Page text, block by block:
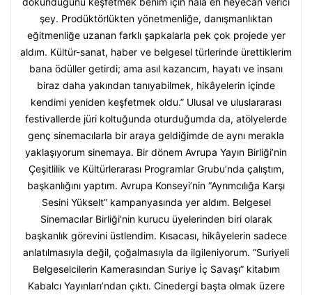
şey. Prodüktörlükten yönetmenliğe, danışmanlıktan
eğitmenliğe uzanan farklı şapkalarla pek çok projede yer
aldım. Kültür-sanat, haber ve belgesel türlerinde ürettiklerim
bana ödüller getirdi; ama asıl kazancım, hayatı ve insanı
biraz daha yakından tanıyabilmek, hikâyelerin içinde
kendimi yeniden keşfetmek oldu.” Ulusal ve uluslararası
festivallerde jüri koltuğunda oturduğumda da, atölyelerde
genç sinemacılarla bir araya geldiğimde de aynı merakla
yaklaşıyorum sinemaya. Bir dönem Avrupa Yayın Birliği’nin
Çeşitlilik ve Kültürlerarası Programlar Grubu’nda çalıştım,
başkanlığını yaptım. Avrupa Konseyi’nin “Ayrımcılığa Karşı
Sesini Yükselt” kampanyasında yer aldım. Belgesel
Sinemacılar Birliği’nin kurucu üyelerinden biri olarak
başkanlık görevini üstlendim. Kısacası, hikâyelerin sadece
anlatılmasıyla değil, çoğalmasıyla da ilgileniyorum. “Suriyeli
Belgeselcilerin Kamerasından Suriye İç Savaşı” kitabım
Kabalcı Yayınları’ndan çıktı. Cinedergi başta olmak üzere